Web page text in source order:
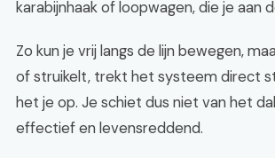
karabijnhaak of loopwagen, die je aan
Zo kun je vrij langs de lijn bewegen,
of struikelt, trekt het systeem direct
het je op. Je schiet dus niet van het
effectief en levensreddend.